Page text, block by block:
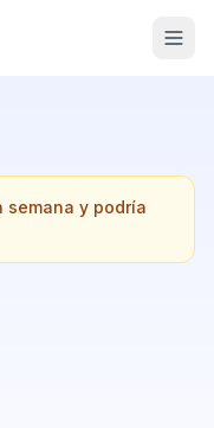
semana y podría